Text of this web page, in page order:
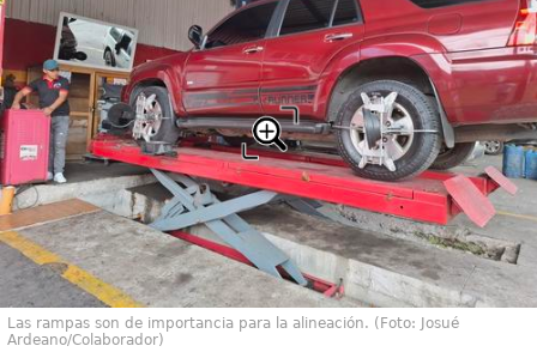
Las rampas son de importancia para la alineación. (Foto: Josué
Ardeano/Colaborador)